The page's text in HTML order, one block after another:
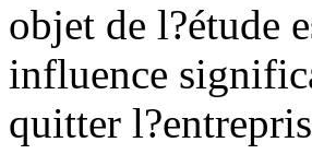
objet de l?étude
influence
quitter